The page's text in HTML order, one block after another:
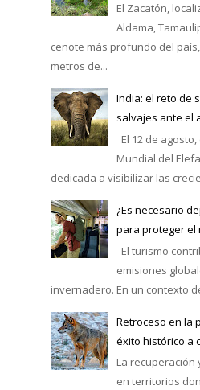
El Zacatón,
Aldama,
cenote más profundo del
metros de...
India: el reto de
salvajes ante el
El 12 de
Mundial del
dedicada a visibilizar las
¿Es necesario
para proteger el
El turismo
emisiones
invernadero. En un contexto
Retroceso en la
éxito histórico a
La recuperación
en territorios